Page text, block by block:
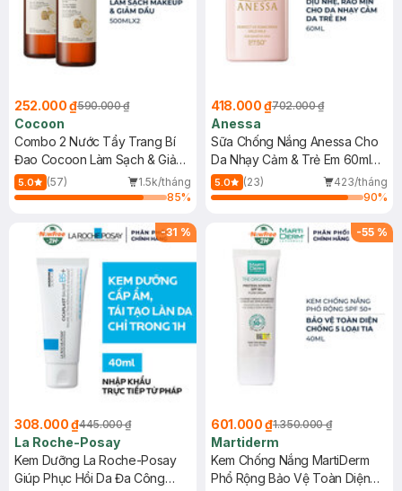
252.000 ₫590.000 ₫
Cocoon
Combo 2 Nước Tẩy Trang Bí
Đao Cocoon Làm Sạch & Giảm
Dầu 500ml
5.0 (57)
1.5k/tháng
85%
418.000 ₫702.000 ₫
Anessa
Sữa Chống Nắng Anessa Cho
Da Nhạy Cảm & Trẻ Em 60ml
(Mới)
5.0 (23)
423/tháng
90%
-31 %
308.000 ₫445.000 ₫
La Roche-Posay
Kem Dưỡng La Roche-Posay
Giúp Phục Hồi Da Đa Công
-55 %
601.000 ₫1.350.000 ₫
Martiderm
Kem Chống Nắng MartiDerm
Phổ Rộng Bảo Vệ Toàn Diện